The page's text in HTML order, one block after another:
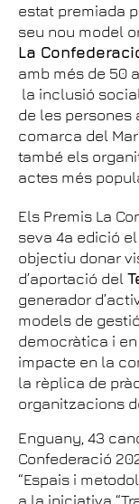
estat premiada
seu nou model
La
amb més de 50
la inclusió
de les persones
comarca del
també els
actes més
Els Premis La
seva 4a edició
objectiu donar
d’aportació del
generador
models de
democràtica i
impacte en la
la rèplica de
organitzacions
Enguany, 43
Confederació
“Espais i
a la iniciativa